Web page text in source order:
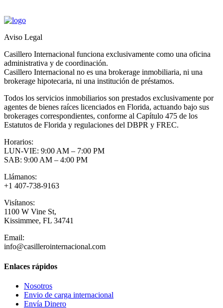
Aviso Legal
Casillero Internacional funciona exclusivamente como una oficina
administrativa y de coordinación.
Casillero Internacional no es una brokerage inmobiliaria, ni una
brokerage hipotecaria, ni una institución de préstamos.
Todos los servicios inmobiliarios son prestados exclusivamente por
agentes de bienes raíces licenciados en Florida, actuando bajo sus
brokerages correspondientes, conforme al Capítulo 475 de los
Estatutos de Florida y regulaciones del DBPR y FREC.
Horarios:
LUN-VIE: 9:00 AM – 7:00 PM
SAB: 9:00 AM – 4:00 PM
Llámanos:
+1 407-738-9163
Visítanos:
1100 W Vine St,
Kissimmee, FL 34741
Email:
info@casillerointernacional.com
Enlaces rápidos
Nosotros
Envio de carga internacional
Envía Dinero